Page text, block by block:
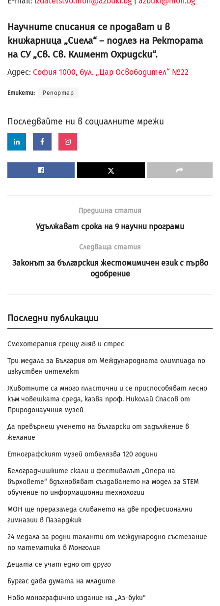
Научните списания се продават и в
книжарница „Сиела“ – подлез на Ректората
на СУ „Св. Св. Климент Охридски“.
Адрес: София 1000, бул. „Цар Освободител“ №22
Етикети: Репортер
Последвайте ни в социалните мрежи
Предишна статия
Удължават срока на 9 научни програми
Следваща статия
Законът за българския жестомимичен език с първо
одобрение
Последни публикации
Смехотерапия срещу гняв и стрес
Три медала за България от Международната олимпиада по
изкуствен интелект
Животните са много пластични и се приспособяват лесно
към човешката среда, казва проф. Николай Спасов от
Природонаучния музей
Да превърнеш ученето на български от задължение в
желание
Етнографският музей отбелязва 120 години
Белоградчишките скали и фестивалът „Опера на
върховете“ вдъхновяват създаването на модел за STEM
обучение по информационни технологии
МОН ще преразгледа сливането на две професионални
гимназии в Пазарджик
24 медала за родни таланти от международно състезание
по математика в Монголия
Децата се учат едно от друго
Бургас дава думата на младите
Ново монографично издание на „Аз-буки“